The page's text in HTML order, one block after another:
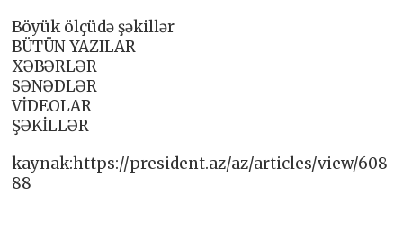
Böyük ölçüdə şəkillər
BÜTÜN YAZILAR
XƏBƏRLƏR
SƏNƏDLƏR
VİDEOLAR
ŞƏKİLLƏR
kaynak:https://president.az/az/articles/view/608
88